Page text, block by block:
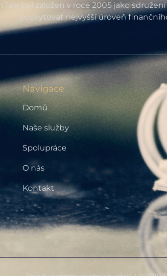
byl založen v roce 2005 jako
poskytovat nejvyšší úroveň
Navigace
Domů
Naše služby
Spolupráce
O nás
Kontakt